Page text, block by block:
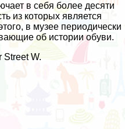
в себя более десяти
из которых является
в музее периодически
об истории обуви.
W.